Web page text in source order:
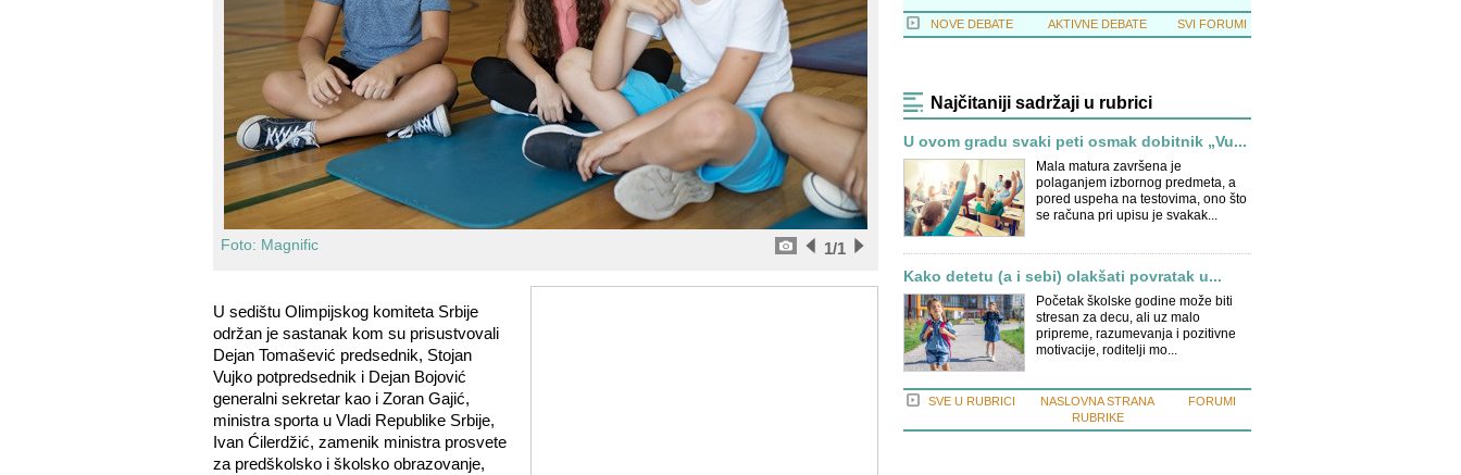
Foto: Magnific /1
1
U sedištu Olimpijskog komiteta Srbije
održan je sastanak kom su prisustvovali
Dejan Tomašević predsednik, Stojan
Vujko potpredsednik i Dejan Bojović
generalni sekretar kao i Zoran Gajić,
ministra sporta u Vladi Republike Srbije,
Ivan Ćilerdžić, zamenik ministra prosvete
za predškolsko i školsko obrazovanje,
NOVE DEBATE AKTIVNE DEBATE SVI FORUMI
Najčitaniji sadržaji u rubrici
U ovom gradu svaki peti osmak dobitnik „Vu...
Mala matura završena je
polaganjem izbornog predmeta, a
pored uspeha na testovima, ono što
se računa pri upisu je svakak...
Kako detetu (a i sebi) olakšati povratak u...
Početak školske godine može biti
stresan za decu, ali uz malo
pripreme, razumevanja i pozitivne
motivacije, roditelji mo...
SVE U RUBRICI
NASLOVNA STRANA
RUBRIKE
FORUMI